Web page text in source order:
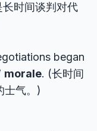
时间谈判对代
began
morale. (长时间
士气。)